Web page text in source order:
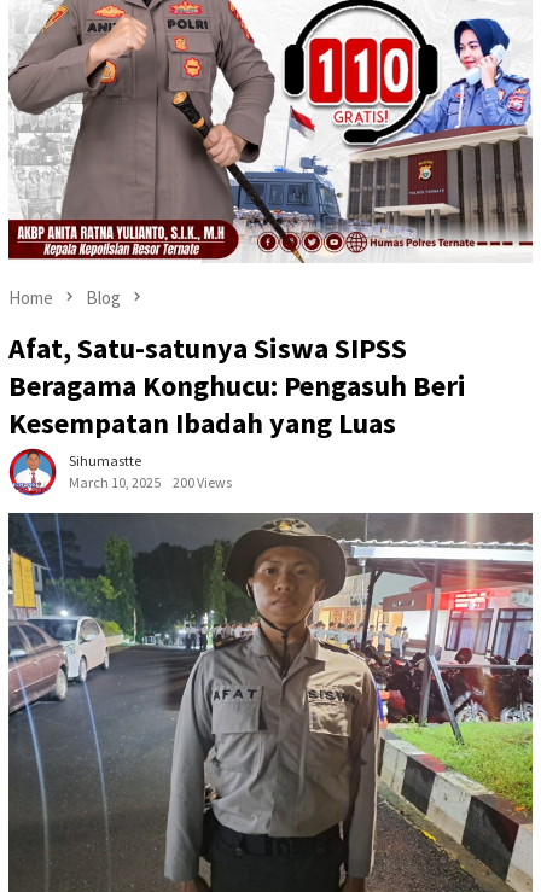
Home Blog
Afat, Satu-satunya Siswa SIPSS
Beragama Konghucu: Pengasuh Beri
Kesempatan Ibadah yang Luas
Sihumastte
March 10, 2025
200 Views